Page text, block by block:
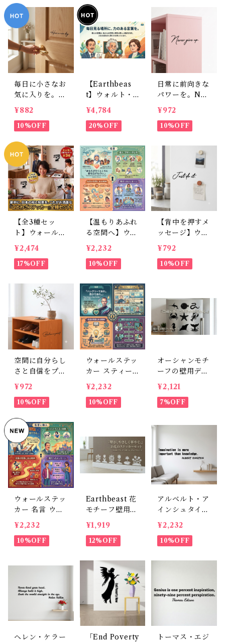
毎日に小さなお
気に入りを。H
ave a nice da
y. おしゃれなカ
リグラフィー風
テッカー (幅15
cm)
¥882
10%OFF
【Earthbeas
t】ウォルト・
ディズニー、ア
インシュタイ
ン、ヘレン・ケ
貼るだけで、前
向きな気持ちが
毎日よみがえる
3点セット
¥4,784
20%OFF
日常に前向きな
パワーを。Nev
er give up.ス
タイリッシュ英
字ウォールステ
0cm）
¥972
10%OFF
【全3種セッ
ト】ウォールス
テッカー 和風
ことわざ 30cm
角 転写フィル
屋・玄関・冷蔵
庫などに貼れる
インテリアシー
ル（猿も木から
落ちる / 犬も歩
けば棒に当たる
/ 石の上にも三
年）
¥2,474
17%OFF
【温もりあふれ
る空間へ】ウォ
ールステッカー
マザーテレサ
名言 英語 愛 イ
転写シート リ
ビング 玄関 模
様替え 北欧 30
×50cm
¥2,232
10%OFF
【背中を押すメ
ッセージ】ウォ
ールステッカ
ー：Just do it.
（横幅10cm）
カー・転写シー
ル
¥792
10%OFF
空間に自分らし
さと自信をプラ
ス。Believe in
yourself.おし
ゃれな英字転写
カー（横幅20c
m）
¥972
10%OFF
ウォールステッ
カー スティー
ブジョブズ 名
言 英語 格言 イ
ンテリア シー
ング 30×50cm
¥2,232
10%OFF
オーシャンモチ
ーフの壁用デコ
レーション Ear
thbeast 9点セ
ット
¥2,121
7%OFF
ウォールステッ
カー 名言 ウォ
ルトディズニー
夢は叶う おし
ゃれ 英語 イン
¥2,232
10%OFF
Earthbeast 花
モチーフ壁用デ
コレーション 6
枚セット 貼っ
てはがせる ウ
ー
¥1,919
12%OFF
アルベルト・ア
インシュタイン
のウォールステ
ッカー：転写タ
イプ Imaginati
portant than
壁飾り
¥2,232
10%OFF
ヘレン・ケラー
「End Poverty
トーマス・エジ